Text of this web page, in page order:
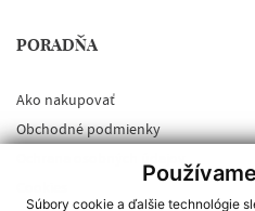
Súbory cookie a ďalšie technológie
PORADŇA
Ako nakupovať
Obchodné podmienky
Ochrana osobných údajov